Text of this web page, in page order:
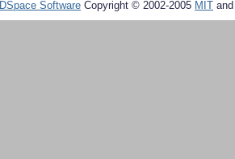
DSpace Software Copyright © 2002-2005 MIT